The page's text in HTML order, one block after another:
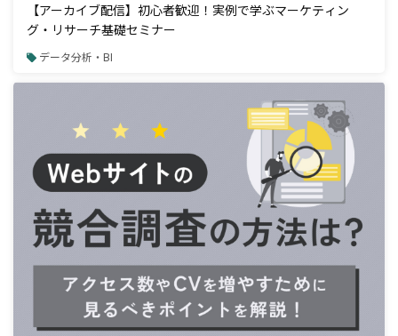
【アーカイブ配信】初心者歓迎！実例で学ぶマーケティン
グ・リサーチ基礎セミナー
データ分析・BI